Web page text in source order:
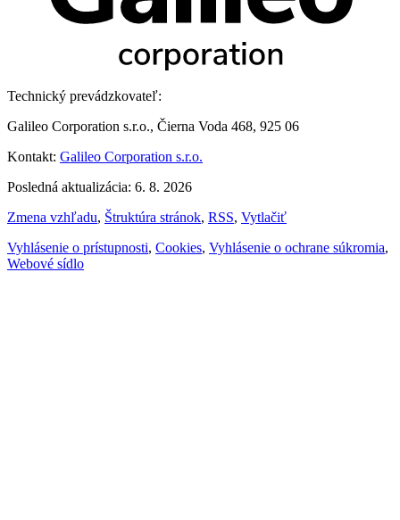
Technický prevádzkovateľ:
Galileo Corporation s.r.o., Čierna Voda 468, 925 06
Kontakt: Galileo Corporation s.r.o.
Posledná aktualizácia: 6. 8. 2026
Zmena vzhľadu, Štruktúra stránok, RSS, Vytlačiť
Vyhlásenie o prístupnosti, Cookies, Vyhlásenie o ochrane súkromia,
Webové sídlo